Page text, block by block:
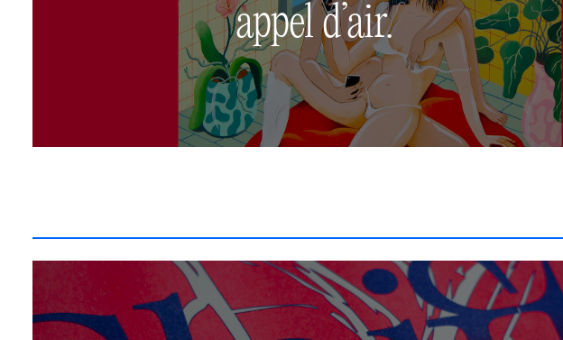
appel d’air.